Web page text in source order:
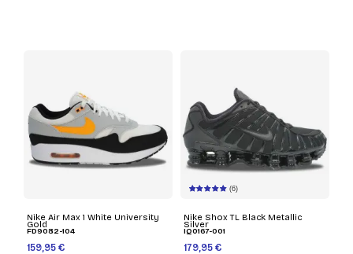
Nike Air Max 1 White University
Gold
FD9082-104
159,95 €
(6)
Nike Shox TL Black Metallic
Silver
IQ0167-001
179,95 €